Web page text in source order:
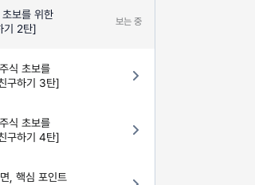
보를 위한
기 2탄]
보는 중
식 초보를
구하기 3탄]
식 초보를
구하기 4탄]
, 핵심 포인트